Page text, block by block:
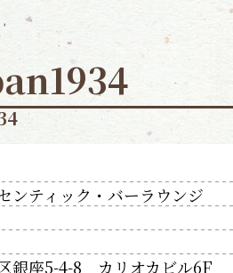
ンティック・バーラウンジ
銀座5-4-8 カリオカビル6F